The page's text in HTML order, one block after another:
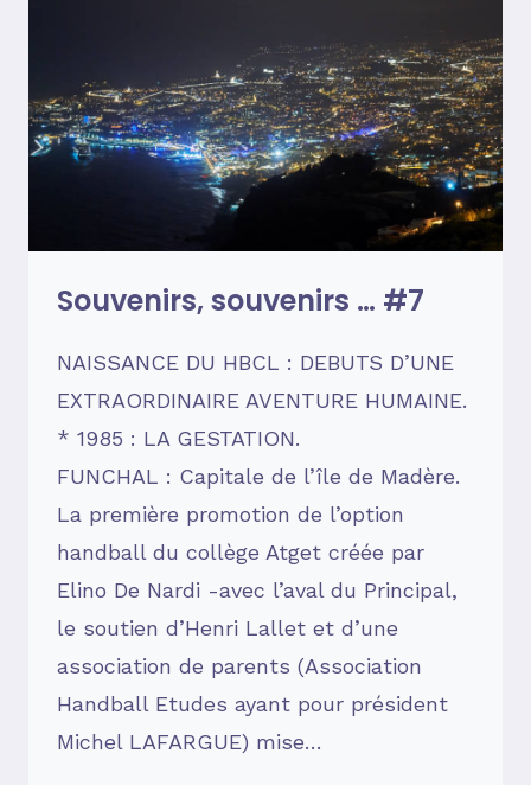
Souvenirs, souvenirs … #7
NAISSANCE DU HBCL : DEBUTS D’UNE
EXTRAORDINAIRE AVENTURE HUMAINE.
* 1985 : LA GESTATION.
FUNCHAL : Capitale de l’île de Madère.
La première promotion de l’option
handball du collège Atget créée par
Elino De Nardi -avec l’aval du Principal,
le soutien d’Henri Lallet et d’une
association de parents (Association
Handball Etudes ayant pour président
Michel LAFARGUE) mise…